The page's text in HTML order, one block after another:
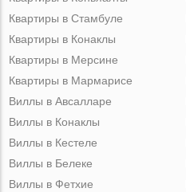
Квартиры в Стамбуле
Квартиры в Конаклы
Квартиры в Мерсине
Квартиры в Мармарисе
Виллы в Авсалларе
Виллы в Конаклы
Виллы в Кестеле
Виллы в Белеке
Виллы в Фетхие